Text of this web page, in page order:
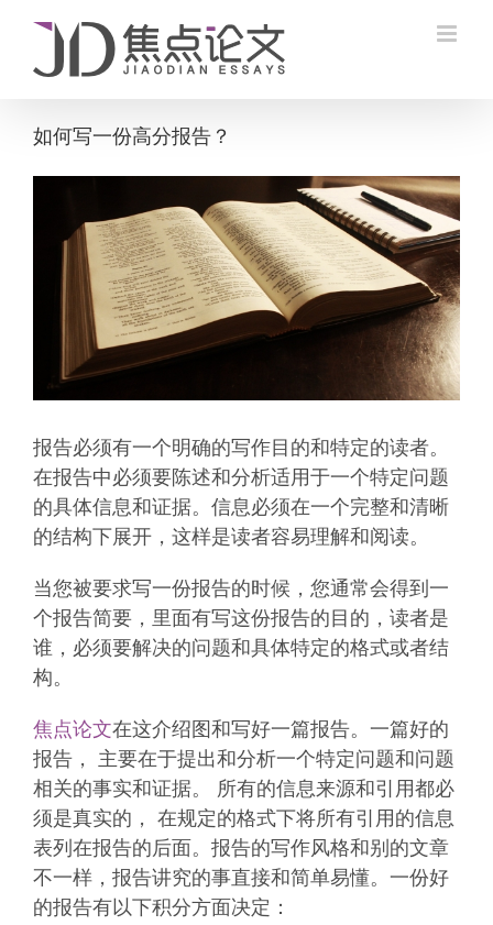
content
如何写一份高分报告？
Larger
Image
报告必须有一个明确的写作目的和特定的读者。
在报告中必须要陈述和分析适用于一个特定问题
的具体信息和证据。信息必须在一个完整和清晰
的结构下展开，这样是读者容易理解和阅读。
当您被要求写一份报告的时候，您通常会得到一
个报告简要，里面有写这份报告的目的，读者是
谁，必须要解决的问题和具体特定的格式或者结
构。
焦点论文在这介绍图和写好一篇报告。一篇好的
报告， 主要在于提出和分析一个特定问题和问题
相关的事实和证据。 所有的信息来源和引用都必
须是真实的， 在规定的格式下将所有引用的信息
表列在报告的后面。报告的写作风格和别的文章
不一样，报告讲究的事直接和简单易懂。一份好
的报告有以下积分方面决定：